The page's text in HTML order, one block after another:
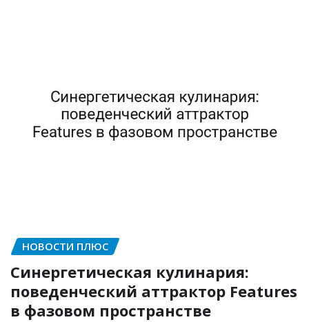
НОВОСТИ ПЛЮС
Синергетическая кулинария:
поведенческий аттрактор Features
в фазовом пространстве